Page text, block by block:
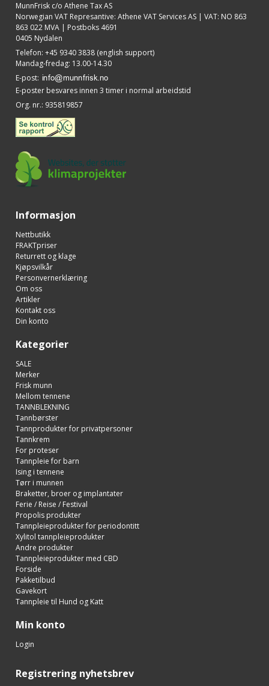
MunnFrisk c/o Athene Tax AS
Norwegian VAT Represantive: Athene VAT Services AS | VAT: NO 863
863 022 MVA | Postboks 4691
0405 Nydalen
Telefon: +45 9340 3838 (english support)
Mandag-fredag: 13.00-14.30
E-post:
E-poster besvares innen 3 timer i normal arbeidstid
Org. nr.: 935819857
Informasjon
Nettbutikk
FRAKTpriser
Returrett og klage
Kjøpsvilkår
Personvernerklæring
Om oss
Artikler
Kontakt oss
Din konto
Kategorier
SALE
Merker
Frisk munn
Mellom tennene
TANNBLEKNING
Tannbørster
Tannprodukter for privatpersoner
Tannkrem
For proteser
Tannpleie for barn
Ising i tennene
Tørr i munnen
Braketter, broer og implantater
Ferie / Reise / Festival
Propolis produkter
Tannpleieprodukter for periodontitt
Xylitol tannpleieprodukter
Andre produkter
Tannpleieprodukter med CBD
Forside
Pakketilbud
Gavekort
Tannpleie til Hund og Katt
Min konto
Login
Registrering nyhetsbrev